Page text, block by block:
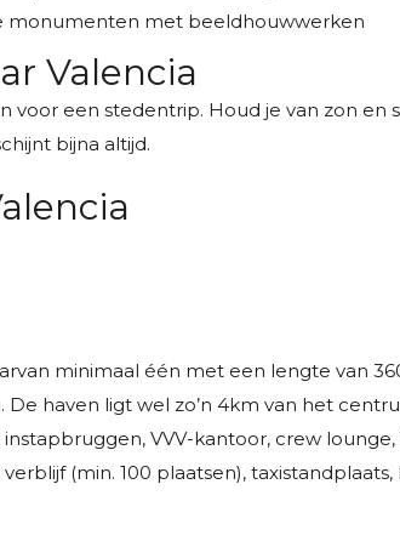
monumenten met beeldhouwwerken
Valencia
voor een stedentrip. Houd je van zon
bijna altijd.
minimaal één met een lengte van
haven ligt wel zo’n 4km van het
VVV-kantoor, crew
(min. 100 plaatsen),